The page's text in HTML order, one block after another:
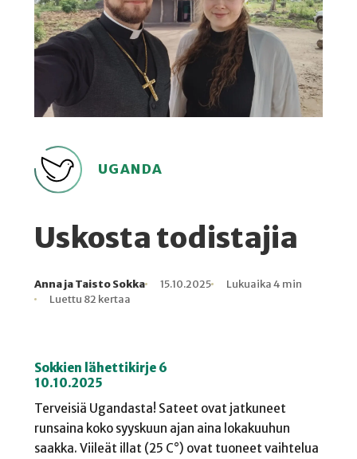
UGANDA
Uskosta todistajia
Kirjoittaja
Anna ja Taisto Sokka
Julkaistu
15.10.2025
Lukuaika
Lukuaika 4 min
Lukukertoja
Luettu 82 kertaa
Sokkien lähettikirje 6
10.10.2025
Terveisiä Ugandasta! Sateet ovat jatkuneet
runsaina koko syyskuun ajan aina lokakuuhun
saakka. Viileät illat (25 C°) ovat tuoneet vaihtelua